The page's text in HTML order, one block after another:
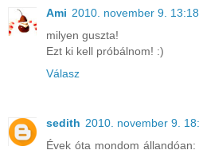
Ami 2010. november 9. 13:18
milyen guszta!
Ezt ki kell próbálnom! :)
Válasz
sedith 2010. november 9.
Évek óta mondom